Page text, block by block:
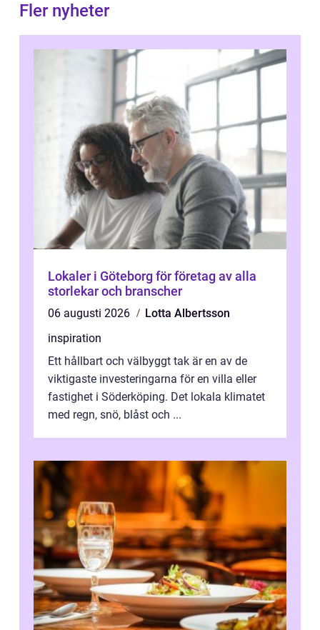
Fler nyheter
Lokaler i Göteborg för företag av alla
storlekar och branscher
06 augusti 2026
Lotta Albertsson
inspiration
Ett hållbart och välbyggt tak är en av de
viktigaste investeringarna för en villa eller
fastighet i Söderköping. Det lokala klimatet
med regn, snö, blåst och ...